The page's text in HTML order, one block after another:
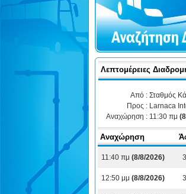
Λεπτομέρειες
Από : Σταθμός
Προς : Larnaca
Αναχώρηση : 11:30 πμ
Αναχώρηση
11:40 πμ (8/8/2026)
12:50 μμ (8/8/2026)